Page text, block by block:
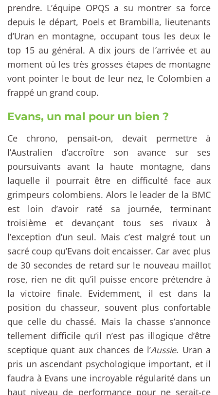
prendre. L’équipe OPQS a su montrer sa force
depuis le départ, Poels et Brambilla, lieutenants
d’Uran en montagne, occupant tous les deux le
top 15 au général. A dix jours de l’arrivée et au
moment où les très grosses étapes de montagne
vont pointer le bout de leur nez, le Colombien a
frappé un grand coup.
Evans, un mal pour un bien ?
Ce chrono, pensait-on, devait permettre à
l’Australien d’accroître son avance sur ses
poursuivants avant la haute montagne, dans
laquelle il pourrait être en difficulté face aux
grimpeurs colombiens. Alors le leader de la BMC
est loin d’avoir raté sa journée, terminant
troisième et devançant tous ses rivaux à
l’exception d’un seul. Mais c’est malgré tout un
sacré coup qu’Evans doit encaisser. Car avec plus
de 30 secondes de retard sur le nouveau maillot
rose, rien ne dit qu’il puisse encore prétendre à
la victoire finale. Evidemment, il est dans la
position du chasseur, souvent plus confortable
que celle du chassé. Mais la chasse s’annonce
tellement difficile qu’il n’est pas illogique d’être
sceptique quant aux chances de l’Aussie. Uran a
pris un ascendant psychologique important, et il
faudra à Evans une incroyable régularité dans un
haut niveau de performance pour ne serait-ce